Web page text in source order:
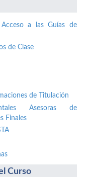
a las Guías de
de Clase
de Titulación
Asesoras de
Finales
Curso